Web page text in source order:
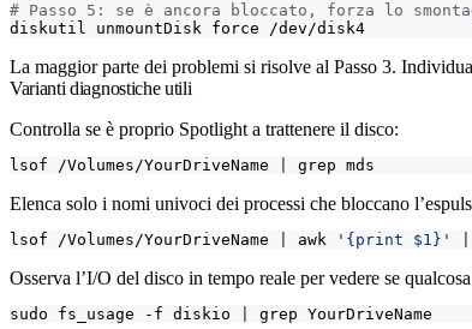
# Passo 5: se è ancora bloccato, forza lo
La maggior parte dei problemi si risolve al Passo 3.
Varianti diagnostiche utili
Controlla se è proprio Spotlight a trattenere il disco:
lsof /Volumes/YourDriveName
Elenca solo i nomi univoci dei processi che bloccano
lsof /Volumes/YourDriveName awk '{print $1}'
Osserva l’I/O del disco in tempo reale per vedere se
sudo fs_usage -f diskio